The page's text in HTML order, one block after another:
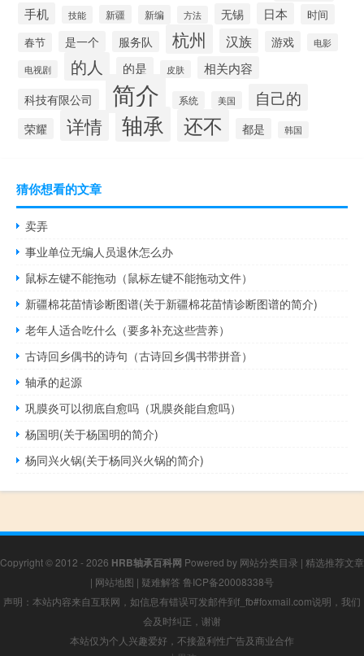
手机 技能 新疆 新编 方法 无锡 日本 时间
春节 是一个 服务队 杭州 汉族 游戏 电影
电视剧 的人 的是 皮肤 相关内容
科技有限公司 简介 系统 美国 自己的
荣耀 详情 轴承 还不 都是 韩国
猜你想看的文章
卖弄
事业单位无编人员退休怎么办
鼠标左键不能拖动（鼠标左键不能拖动文件）
新疆棉花苗情诊断图谱(关于新疆棉花苗情诊断图谱的简介)
老年人适合吃什么（要多补充这些营养）
古诗回乡偶书的诗句（古诗回乡偶书带拼音）
轴承的起源
巩膜炎可以彻底自愈吗（巩膜炎能自愈吗）
杨国明(关于杨国明的简介)
杨同兴火锅(关于杨同兴火锅的简介)
Copyright © 2012 - 2026 HRB轴承百科网 Powered by 网站分类目录 | 精选推荐文章
| 网站地图 | 疑难解答 鲁ICP备20008338号
声明：本站内容来自互联网，如信息有错误可发邮件到f_fb#foxmail.com说明，我们
会及时纠正，谢谢
本站仅为个人兴趣爱好，不接盈利性广告及商业合作